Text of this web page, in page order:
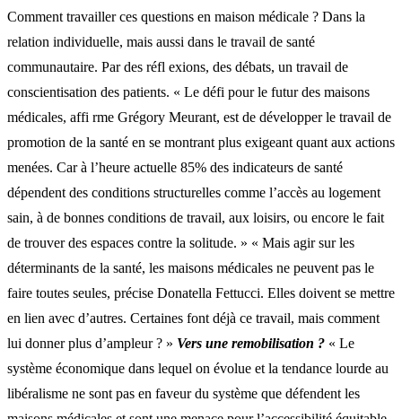
Comment travailler ces questions en maison médicale ? Dans la
relation individuelle, mais aussi dans le travail de santé
communautaire. Par des réfl exions, des débats, un travail de
conscientisation des patients. « Le défi pour le futur des maisons
médicales, affi rme Grégory Meurant, est de développer le travail de
promotion de la santé en se montrant plus exigeant quant aux actions
menées. Car à l’heure actuelle 85% des indicateurs de santé
dépendent des conditions structurelles comme l’accès au logement
sain, à de bonnes conditions de travail, aux loisirs, ou encore le fait
de trouver des espaces contre la solitude. » « Mais agir sur les
déterminants de la santé, les maisons médicales ne peuvent pas le
faire toutes seules, précise Donatella Fettucci. Elles doivent se mettre
en lien avec d’autres. Certaines font déjà ce travail, mais comment
lui donner plus d’ampleur ? » Vers une remobilisation ? « Le
système économique dans lequel on évolue et la tendance lourde au
libéralisme ne sont pas en faveur du système que défendent les